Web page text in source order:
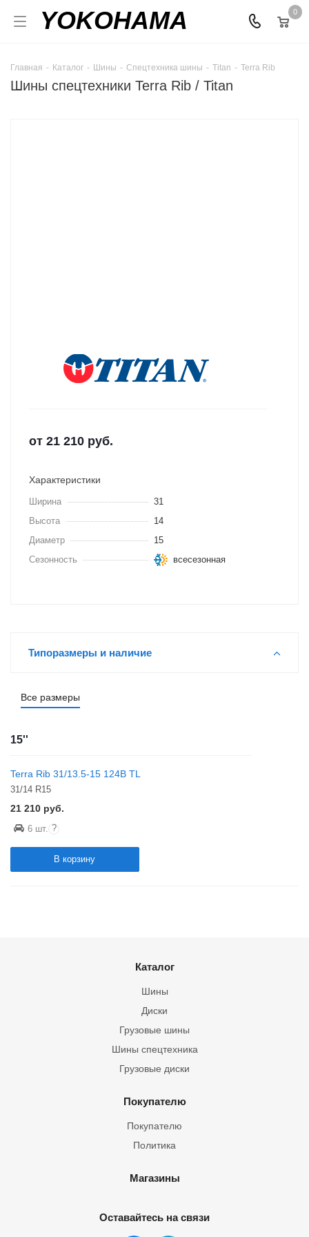
YOKOHAMA 0
Главная - Каталог - Шины - Спецтехника шины - Titan - Terra Rib
Шины спецтехники Terra Rib / Titan
от 21 210 руб.
Характеристики
Ширина
31
Высота
14
Диаметр
15
Сезонность
всесезонная
Типоразмеры и наличие
Все размеры
15''
Terra Rib 31/13.5-15 124B TL
31/14 R15
21 210 руб.
6 шт. ?
В корзину
Каталог
Шины
Грузовые шины
Шины спецтехника
Диски
Грузовые диски
Покупателю
Покупателю
Политика
Магазины
Оставайтесь на связи